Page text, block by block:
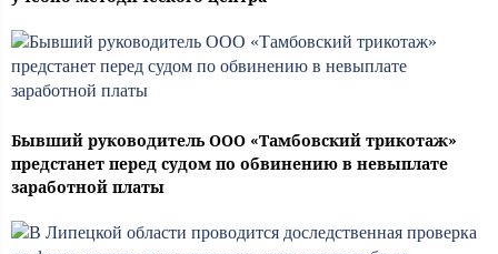
Бывший руководитель ООО «Тамбовский трикотаж»
предстанет перед судом по обвинению в невыплате
заработной платы